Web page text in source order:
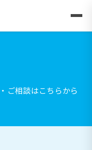
ご相談はこちらから